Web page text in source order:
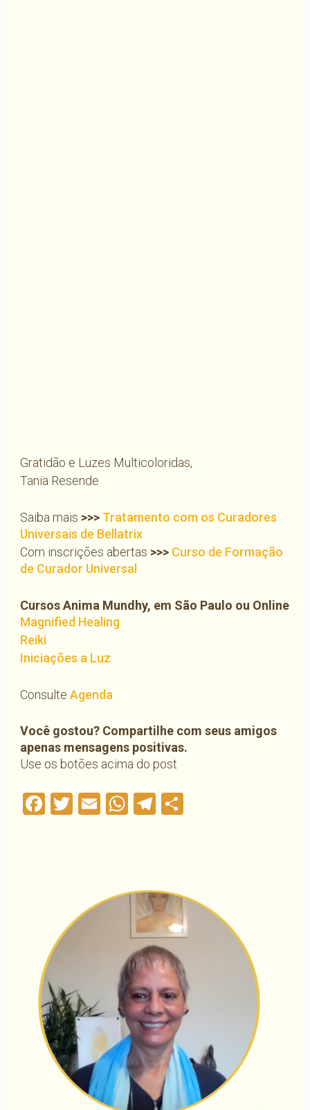
Gratidão e Luzes Multicoloridas,
Tania Resende
Saiba mais >>> Tratamento com os Curadores
Universais de Bellatrix
Com inscrições abertas >>> Curso de Formação
de Curador Universal
Cursos Anima Mundhy, em São Paulo ou Online
Magnified Healing
Reiki
Iniciações a Luz
Consulte Agenda
Você gostou? Compartilhe com seus amigos
apenas mensagens positivas.
Use os botões acima do post
Facebook
Twitter
EmailWhatsApp
Telegram